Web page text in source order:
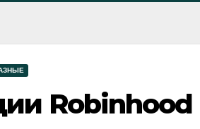
Robinhood